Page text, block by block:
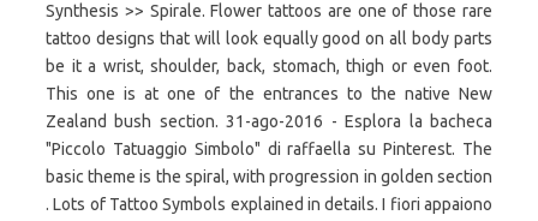
Synthesis >> Spirale. Flower tattoos are one of those rare
tattoo designs that will look equally good on all body parts
be it a wrist, shoulder, back, stomach, thigh or even foot.
This one is at one of the entrances to the native New
Zealand bush section. 31-ago-2016 - Esplora la bacheca
"Piccolo Tatuaggio Simbolo" di raffaella su Pinterest. The
basic theme is the spiral, with progression in golden section
. Lots of Tattoo Symbols explained in details. I fiori appaiono